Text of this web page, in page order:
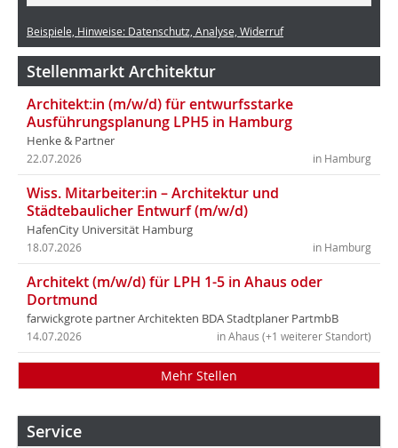
Beispiele, Hinweise: Datenschutz, Analyse, Widerruf
Stellenmarkt Architektur
Architekt:in (m/w/d) für entwurfsstarke
Ausführungsplanung LPH5 in Hamburg
Henke & Partner
in Hamburg
22.07.2026
Wiss. Mitarbeiter:in – Architektur und
Städtebaulicher Entwurf (m/w/d)
HafenCity Universität Hamburg
in Hamburg
18.07.2026
Architekt (m/w/d) für LPH 1-5 in Ahaus oder
Dortmund
farwickgrote partner Architekten BDA Stadtplaner PartmbB
in Ahaus (+1 weiterer Standort)
14.07.2026
Mehr Stellen
Service